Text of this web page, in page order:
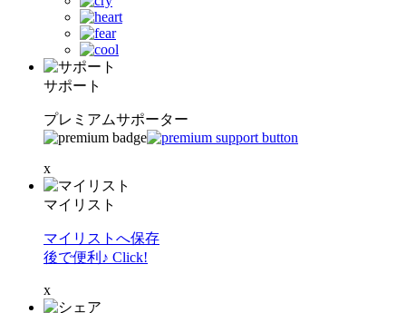
サポート
プレミアムサポーター
x
マイリスト
マイリストへ保存
後で便利♪ Click!
x